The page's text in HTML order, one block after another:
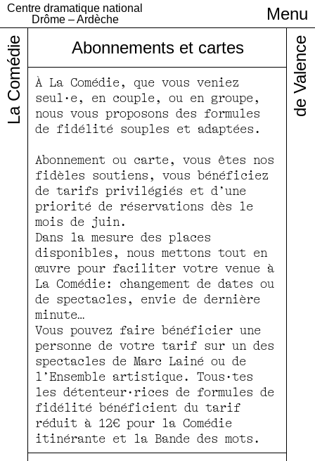
Centre dramatique national
Drôme – Ardèche
Menu
Infos pratiques
Abonnements et cartes
À La Comédie, que vous veniez
seul·e, en couple, ou en groupe,
nous vous proposons des formules
de fidélité souples et adaptées.
Abonnement ou carte, vous êtes nos
fidèles soutiens, vous bénéficiez
de tarifs privilégiés et d’une
priorité de réservations dès le
mois de juin.
Dans la mesure des places
disponibles, nous mettons tout en
œuvre pour faciliter votre venue à
La Comédie: changement de dates ou
de spectacles, envie de dernière
minute…
Vous pouvez faire bénéficier une
personne de votre tarif sur un des
spectacles de Marc Lainé ou de
l’Ensemble artistique. Tous·tes
les détenteur·rices de formules de
fidélité bénéficient du tarif
réduit à 12€ pour la Comédie
itinérante et la Bande des mots.
La Comédie de Valence